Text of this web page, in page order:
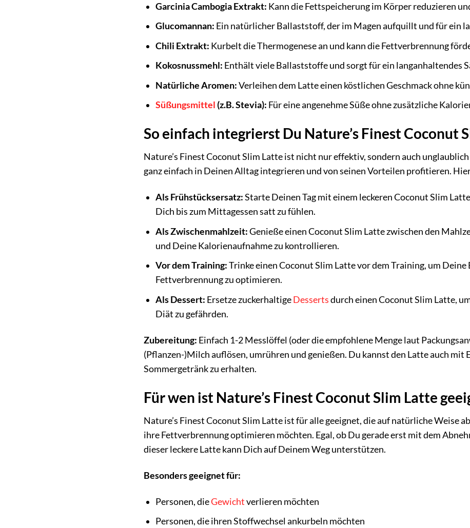
Garcinia Cambogia Extrakt: Kann die Fettspeicherung im Körper reduzieren
Glucomannan: Ein natürlicher Ballaststoff, der im Magen aufquillt und für ein
Chili Extrakt: Kurbelt die Thermogenese an und kann die Fettverbrennung
Kokosnussmehl: Enthält viele Ballaststoffe und sorgt für ein langanhaltendes
Natürliche Aromen:Verleihen dem Latte einen köstlichen Geschmack ohne
Süßungsmittel (z.B. Stevia): Für eine angenehme Süße ohne zusätzliche
So einfach integrierst Du Nature’s Finest Coconut
Nature’s Finest Coconut Slim Latte ist nicht nur effektiv, sondern auch
ganz einfach in Deinen Alltag integrieren und von seinen Vorteilen profitieren.
Als Frühstücksersatz:Starte Deinen Tag mit einem leckeren Coconut Slim
Dich bis zum Mittagessen satt zu fühlen.
Als Zwischenmahlzeit:Genieße einen Coconut Slim Latte zwischen den
und Deine Kalorienaufnahme zu kontrollieren.
Vor dem Training:Trinke einen Coconut Slim Latte vor dem Training, um Deine
Fettverbrennung zu optimieren.
Als Dessert: Ersetze zuckerhaltigeDessertsdurch einen Coconut Slim Latte,
Diät zu gefährden.
Zubereitung: Einfach 1-2 Messlöffel (oder die empfohlene Menge laut
(Pflanzen-)Milch auflösen, umrühren und genießen. Du kannst den Latte auch
Sommergetränk zu erhalten.
Für wen ist Nature’s Finest Coconut Slim Latte
Nature’s Finest Coconut Slim Latte ist für alle geeignet, die auf natürliche Weise
ihre Fettverbrennung optimieren möchten. Egal, ob Du gerade erst mit dem
dieser leckere Latte kann Dich auf Deinem Weg unterstützen.
Besonders geeignet für:
Personen, dieGewichtverlieren möchten
Personen, die ihren Stoffwechsel ankurbeln möchten